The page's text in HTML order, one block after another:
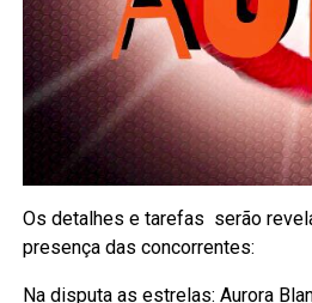
Os detalhes e tarefas serão
presença das concorrentes:
Na disputa as estrelas: Aurora